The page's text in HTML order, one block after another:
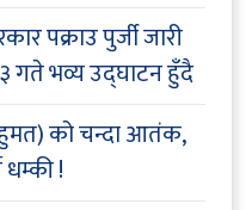
पक्राउ पुर्जी जारी
३ गते भव्य उद्घाटन हुँदै
को चन्दा आतंक,
!